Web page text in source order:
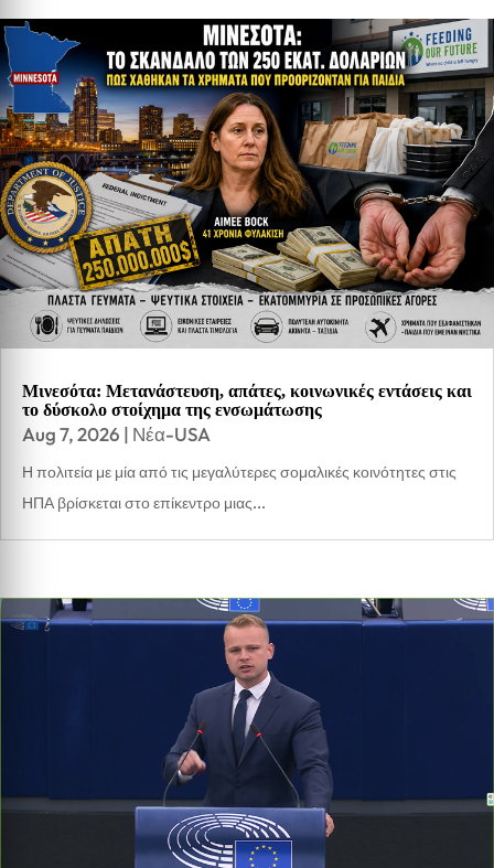
Μινεσότα: Μετανάστευση, απάτες, κοινωνικές εντάσεις και
το δύσκολο στοίχημα της ενσωμάτωσης
Aug 7, 2026 | Νέα-USA
Η πολιτεία με μία από τις μεγαλύτερες σομαλικές κοινότητες στις
ΗΠΑ βρίσκεται στο επίκεντρο μιας...